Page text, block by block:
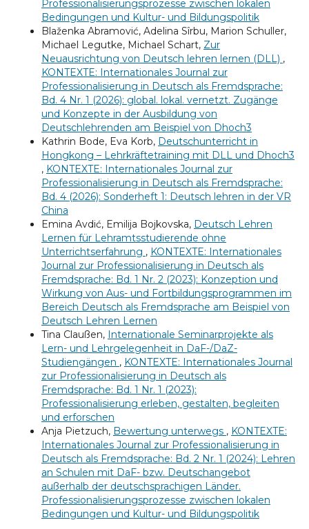
Professionalisierungsprozesse zwischen lokalen
Bedingungen und Kultur- und Bildungspolitik
Blaženka Abramović, Adelina Sîrbu, Marion Schuller,
Michael Legutke, Michael Schart, Zur
Neuausrichtung von Deutsch lehren lernen (DLL) ,
KONTEXTE: Internationales Journal zur
Professionalisierung in Deutsch als Fremdsprache:
Bd. 4 Nr. 1 (2026): global. lokal. vernetzt. Zugänge
und Konzepte in der Ausbildung von
Deutschlehrenden am Beispiel von Dhoch3
Kathrin Bode, Eva Korb, Deutschunterricht in
Hongkong – Lehrkräftetraining mit DLL und Dhoch3
, KONTEXTE: Internationales Journal zur
Professionalisierung in Deutsch als Fremdsprache:
Bd. 4 (2026): Sonderheft 1: Deutsch lehren in der VR
China
Emina Avdić, Emilija Bojkovska, Deutsch Lehren
Lernen für Lehramtsstudierende ohne
Unterrichtserfahrung , KONTEXTE: Internationales
Journal zur Professionalisierung in Deutsch als
Fremdsprache: Bd. 1 Nr. 2 (2023): Konzeption und
Wirkung von Aus- und Fortbildungsprogrammen im
Bereich Deutsch als Fremdsprache am Beispiel von
Deutsch Lehren Lernen
Tina Claußen, Internationale Seminarprojekte als
Lern- und Lehrgelegenheit in DaF-/DaZ-
Studiengängen , KONTEXTE: Internationales Journal
zur Professionalisierung in Deutsch als
Fremdsprache: Bd. 1 Nr. 1 (2023):
Professionalisierung erleben, gestalten, begleiten
und erforschen
Anja Pietzuch, Bewertung unterwegs , KONTEXTE:
Internationales Journal zur Professionalisierung in
Deutsch als Fremdsprache: Bd. 2 Nr. 1 (2024): Lehren
an Schulen mit DaF- bzw. Deutschangebot
außerhalb der deutschsprachigen Länder.
Professionalisierungsprozesse zwischen lokalen
Bedingungen und Kultur- und Bildungspolitik